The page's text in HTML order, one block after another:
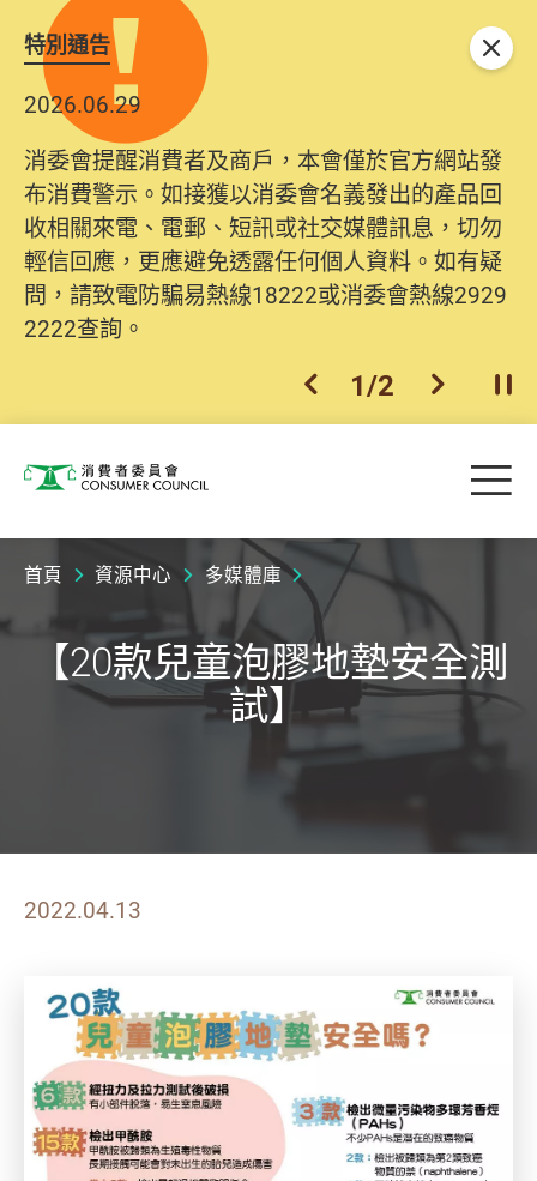
特別通告
2026.06.29
消委會提醒消費者及商戶，本會僅於官方網站發
布消費警示。如接獲以消委會名義發出的產品回
收相關來電、電郵、短訊或社交媒體訊息，切勿
輕信回應，更應避免透露任何個人資料。如有疑
問，請致電防騙易熱線18222或消委會熱線2929
2222查詢。
上一個
1/2 下一個開
關閉
消費者委員會 目
首頁 資源中心 多媒體庫
【20款兒童泡膠地墊安全測
試】
2022.04.13